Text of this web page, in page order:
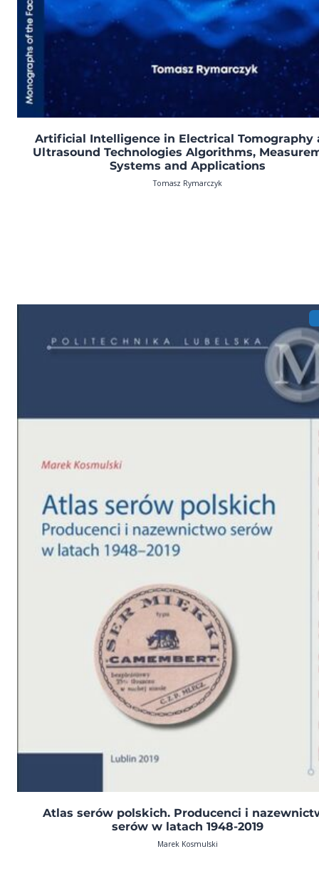
Artificial Intelligence in Electrical Tomography
Ultrasound Technologies Algorithms,
Systems and Applications
Tomasz Rymarczyk
Atlas serów polskich. Producenci i
serów w latach 1948-2019
Marek Kosmulski